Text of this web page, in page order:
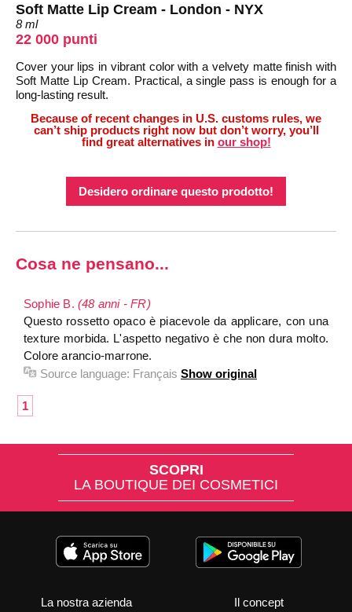
Soft Matte Lip Cream - London - NYX
8 ml
22 000 punti
Cover your lips in vibrant color with a velvety matte finish with
Soft Matte Lip Cream. Practical, a single pass is enough for a
long-lasting result.
Because of recent changes in U.S. customs rules, we
can’t ship products right now but don’t worry, you’ll
find great alternatives in our shop!
Desidero ordinare questo prodotto!
Cosa ne pensano...
Sophie B. (48 anni - FR)
Questo rossetto opaco è piacevole da applicare, con una
texture morbida. L'aspetto negativo è che non dura molto.
Colore arancio-marrone.
Source language: Français Show original
1
SCOPRI
LA BOUTIQUE DEI COSMETICI
La nostra azienda
Il concept